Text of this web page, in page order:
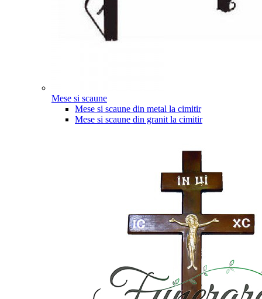
Mese si scaune
Mese si scaune din metal la cimitir
Mese si scaune din granit la cimitir